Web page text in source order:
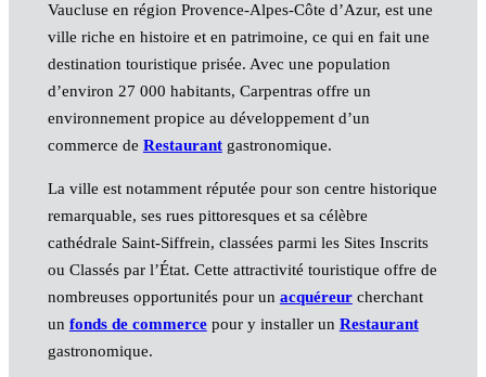
Vaucluse en région Provence-Alpes-Côte d’Azur, est une
ville riche en histoire et en patrimoine, ce qui en fait une
destination touristique prisée. Avec une population
d’environ 27 000 habitants, Carpentras offre un
environnement propice au développement d’un
commerce de Restaurantgastronomique.
La ville est notamment réputée pour son centre historique
remarquable, ses rues pittoresques et sa célèbre
cathédrale Saint-Siffrein, classées parmi les Sites Inscrits
ou Classés par l’État. Cette attractivité touristique offre de
nombreuses opportunités pour un acquéreurcherchant
un fonds de commercepour y installer un Restaurant
gastronomique.